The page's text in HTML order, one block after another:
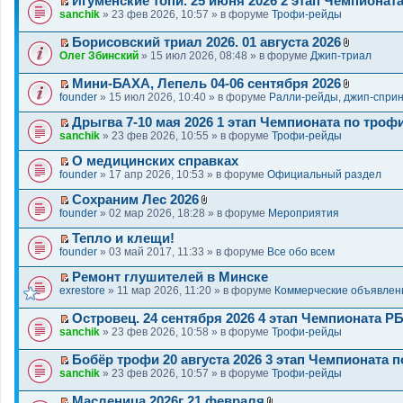
П
р
е
й
т
и
к
п
е
р
в
о
м
у
н
е
п
р
о
ч
и
т
н
н
о
м
у
с
о
sanchik » 23 фев 2026, 10:57 » в форуме Трофи-рейды
П
р
е
й
т
и
к
п
е
р
в
о
м
у
н
е
п
р
о
ч
и
т
н
н
о
м
Борисовский триал 2026. 01 августа 2026
В
е
н
и
Олег Збинский » 15 июл 2026, 08:48 » в форуме Джип-триал
П
р
е
т
и
п
е
р
в
о
м
у
н
е
п
р
о
ч
и
т
н
Мини-БАХА, Лепель 04-06 сентября 2026
В
о
и
founder » 15 июл 2026, 10:40 » в форуме Ралли-рейды, джип-
П
р
е
т
и
п
е
р
в
о
м
у
н
е
п
р
о
и
Дрыгва 7-10 мая 2026 1 этап Чемпионата по
sanchik » 23 фев 2026, 10:55 » в форуме Трофи-рейды
П
р
е
т
и
п
е
р
в
о
м
у
н
е
р
О медицинских справках
founder » 17 апр 2026, 10:53 » в форуме Официальный раздел
П
р
е
т
и
п
е
р
в
о
м
н
Сохраним Лес 2026
В
ж
н
и
founder » 02 мар 2026, 18:28 » в форуме Мероприятия
П
р
е
т
и
к
п
е
р
в
о
Тепло и клещи!
founder » 03 май 2017, 11:33 » в форуме Все обо всем
П
р
е
й
т
и
к
п
Ремонт глушителей в Минске
exrestore » 11 мар 2026, 11:20 » в форуме Коммерческие
П
р
е
й
т
Островец. 24 сентября 2026 4 этап Чемпионата РБ
sanchik » 23 фев 2026, 10:58 » в форуме Трофи-рейды
П
р
Бобёр трофи 20 августа 2026 3 этап Чемпионата
sanchik » 23 фев 2026, 10:57 » в форуме Трофи-рейды